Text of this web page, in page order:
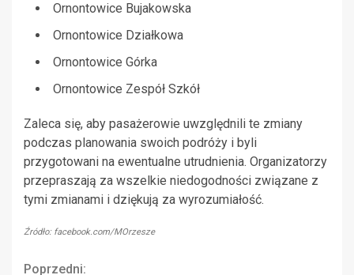
Ornontowice Bujakowska
Ornontowice Działkowa
Ornontowice Górka
Ornontowice Zespół Szkół
Zaleca się, aby pasażerowie uwzględnili te zmiany
podczas planowania swoich podróży i byli
przygotowani na ewentualne utrudnienia. Organizatorzy
przepraszają za wszelkie niedogodności związane z
tymi zmianami i dziękują za wyrozumiałość.
Źródło: facebook.com/MOrzesze
Poprzedni: